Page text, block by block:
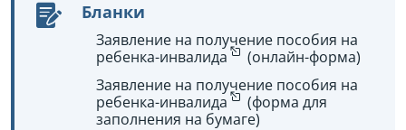
Бланки
Заявление на получение пособия на
ребенка-инвалида
(онлайн-форма)
Заявление на получение пособия на
ребенка-инвалида
(форма для
заполнения на бумаге)